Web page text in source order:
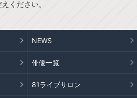
ください。
NEWS
俳優一覧
81ライブサロン